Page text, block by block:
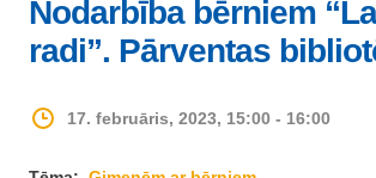
Nodarbība bērniem
radi”. Pārventas
17. februāris, 2023, 15:00 - 16:00